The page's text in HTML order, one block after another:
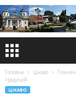
Головна Цікаво
традицій
ЦІКАВО